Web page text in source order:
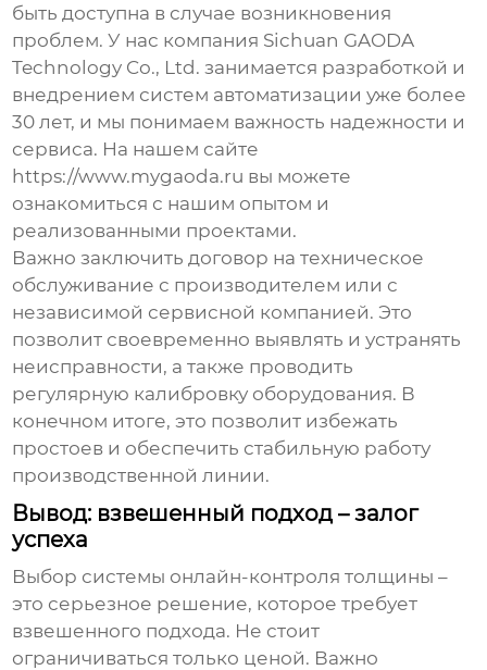
быть доступна в случае возникновения
проблем. У нас компания Sichuan GAODA
Technology Co., Ltd. занимается разработкой и
внедрением систем автоматизации уже более
30 лет, и мы понимаем важность надежности и
сервиса. На нашем сайте
https://www.mygaoda.ru вы можете
ознакомиться с нашим опытом и
реализованными проектами.
Важно заключить договор на техническое
обслуживание с производителем или с
независимой сервисной компанией. Это
позволит своевременно выявлять и устранять
неисправности, а также проводить
регулярную калибровку оборудования. В
конечном итоге, это позволит избежать
простоев и обеспечить стабильную работу
производственной линии.
Вывод: взвешенный подход – залог
успеха
Выбор системы онлайн-контроля толщины –
это серьезное решение, которое требует
взвешенного подхода. Не стоит
ограничиваться только ценой. Важно